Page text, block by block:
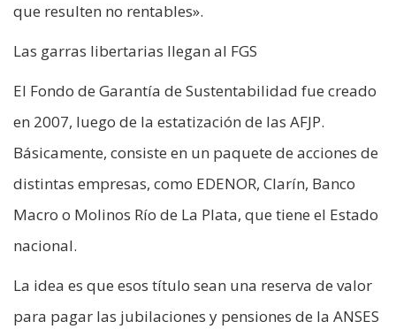
que resulten no rentables».
Las garras libertarias llegan al FGS
El Fondo de Garantía de Sustentabilidad fue creado
en 2007, luego de la estatización de las AFJP.
Básicamente, consiste en un paquete de acciones de
distintas empresas, como EDENOR, Clarín, Banco
Macro o Molinos Río de La Plata, que tiene el Estado
nacional.
La idea es que esos título sean una reserva de valor
para pagar las jubilaciones y pensiones de la ANSES